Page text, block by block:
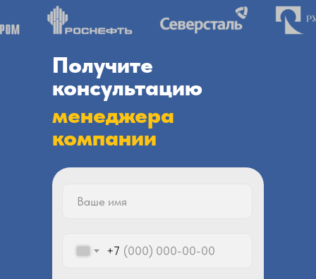
Получите
консультацию
менеджера
компании
+7